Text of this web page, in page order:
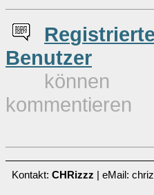
Registrierte
Benutzer
können
kommentieren
Kontakt: CHRizzz | eMail: